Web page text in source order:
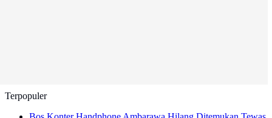
Terpopuler